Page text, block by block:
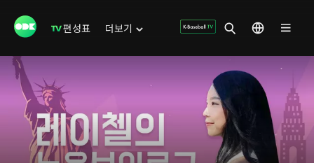
편성표 더보기